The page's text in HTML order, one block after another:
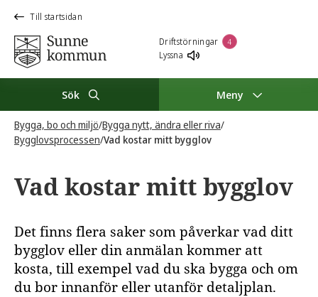
Till startsidan
Driftstörningar 4
Lyssna
Sök Meny
Bygga, bo och miljö/Bygga nytt, ändra eller riva/
Bygglovsprocessen/Vad kostar mitt bygglov
Vad kostar mitt bygglov
Det finns flera saker som påverkar vad ditt
bygglov eller din anmälan kommer att
kosta, till exempel vad du ska bygga och om
du bor innanför eller utanför detaljplan.